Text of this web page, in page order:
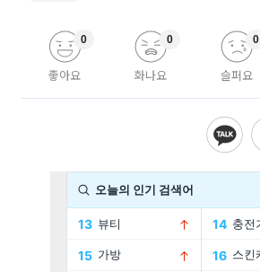
좋아요
0
화나요
0
슬퍼요
0